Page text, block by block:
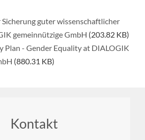
guter wissenschaftlicher
gemeinnützige GmbH (203.82 KB)
Plan - Gender Equality at DIALOGIK
(880.31 KB)
Kontakt